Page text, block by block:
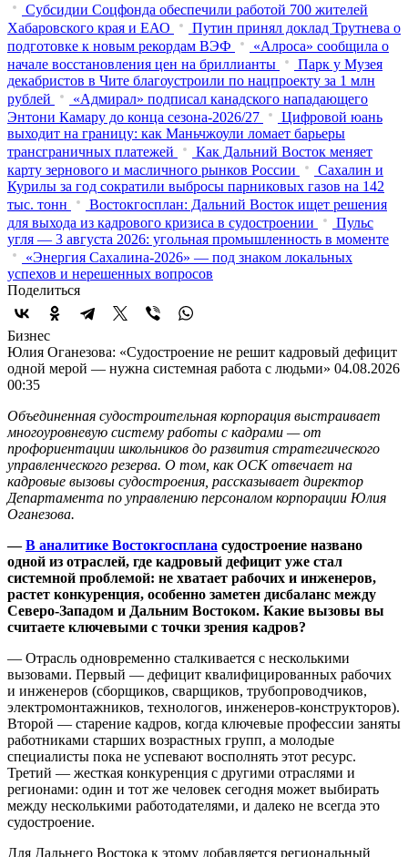
Субсидии Соцфонда обеспечили работой 700 жителей
Хабаровского края и ЕАО
Путин принял доклад Трутнева о
подготовке к новым рекордам ВЭФ
«Алроса» сообщила о
начале восстановления цен на бриллианты
Парк у Музея
декабристов в Чите благоустроили по нацпроекту за 1 млн
рублей
«Адмирал» подписал канадского нападающего
Энтони Камару до конца сезона-2026/27
Цифровой юань
выходит на границу: как Маньчжоули ломает барьеры
трансграничных платежей
Как Дальний Восток меняет
карту зернового и масличного рынков России
Сахалин и
Курилы за год сократили выбросы парниковых газов на 142
тыс. тонн
Востокгосплан: Дальний Восток ищет решения
для выхода из кадрового кризиса в судостроении
Пульс
угля — 3 августа 2026: угольная промышленность в моменте
«Энергия Сахалина-2026» — под знаком локальных
успехов и нерешенных вопросов
Поделиться
Бизнес
Юлия Оганезова: «Судостроение не решит кадровый дефицит
одной мерой — нужна системная работа с людьми» 04.08.2026
00:35
Объединенная судостроительная корпорация выстраивает
многоуровневую систему работы с кадрами — от
профориентации школьников до развития стратегического
управленческого резерва. О том, как ОСК отвечает на
кадровые вызовы судостроения, рассказывает директор
Департамента по управлению персоналом корпорации Юлия
Оганезова.
—В аналитике Востокгосплана судостроение названо
одной из отраслей, где кадровый дефицит уже стал
системной проблемой: не хватает рабочих и инженеров,
растет конкуренция, особенно заметен дисбаланс между
Северо‑Западом и Дальним Востоком. Какие вызовы вы
считаете ключевыми с точки зрения кадров?
— Отрасль одновременно сталкивается с несколькими
вызовами. Первый — дефицит квалифицированных рабочих
и инженеров (сборщиков, сварщиков, трубопроводчиков,
электромонтажников, технологов, инженеров-конструкторов).
Второй — старение кадров, когда ключевые профессии заняты
работниками старших возрастных групп, а молодые
специалисты пока не успевают восполнять этот ресурс.
Третий — жесткая конкуренция с другими отраслями и
регионами: один и тот же человек сегодня может выбирать
между несколькими работодателями, и далеко не всегда это
судостроение.
Для Дальнего Востока к этому добавляется региональный